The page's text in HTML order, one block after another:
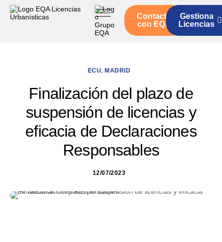
Servicios
Contacto
con EQA
Gestiona
Licencias
ECU, MADRID
Finalización del plazo de
suspensión de licencias y
eficacia de Declaraciones
Responsables
12/07/2023